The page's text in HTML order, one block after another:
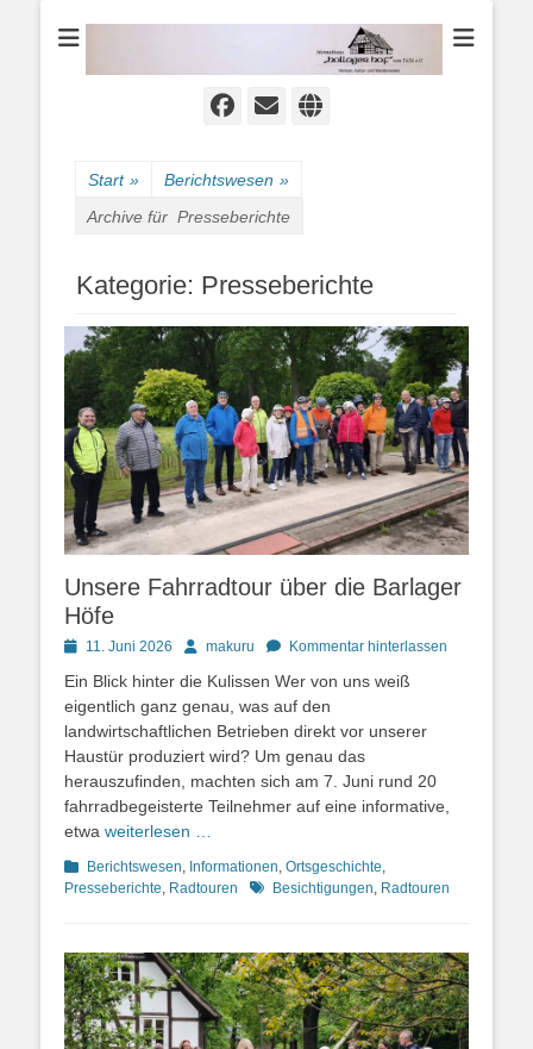
Heimathaus
Hollager Hof v.
Facebook
E-
Website
Start » Berichtswesen »
Archive für Presseberichte
Kategorie: Presseberichte
Unsere Fahrradtour über die Barlager
Höfe
Posted11. Juni 2026 Autormakuru Kommentar hinterlassen
Ein Blick hinter die Kulissen Wer von uns weiß
eigentlich ganz genau, was auf den
landwirtschaftlichen Betrieben direkt vor unserer
Haustür produziert wird? Um genau das
herauszufinden, machten sich am 7. Juni rund 20
fahrradbegeisterte Teilnehmer auf eine informative,
etwa weiterlesen …
Kategorien
Berichtswesen Informationen Ortsgeschichte
Presseberichte Radtouren Schlagworte
Besichtigungen Radtouren